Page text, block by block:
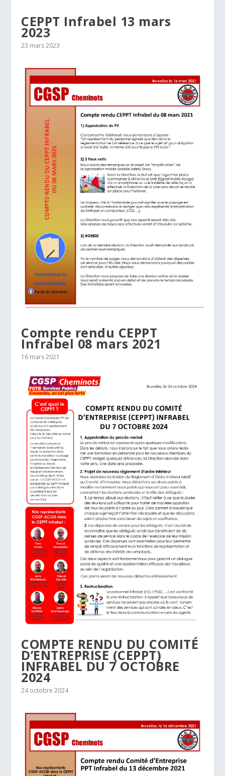
CEPPT Infrabel 13 mars
2023
23 mars 2023
Compte rendu CEPPT
Infrabel 08 mars 2021
16 mars 2021
COMPTE RENDU DU COMITÉ
D’ENTREPRISE (CEPPT)
INFRABEL DU 7 OCTOBRE
2024
24 octobre 2024